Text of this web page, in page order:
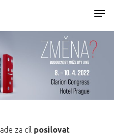
to close
za cíl posilovat